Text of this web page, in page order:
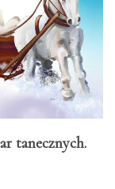
tanecznych.